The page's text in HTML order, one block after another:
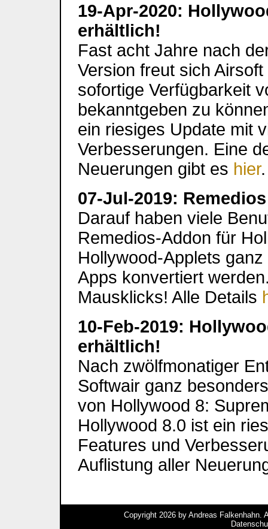
19-Apr-2020:
erhältlich!
Fast acht Jahre nach
Version freut sich
sofortige Verfügbarkeit
bekanntgeben zu
ein riesiges Update mit
Verbesserungen. Eine
Neuerungen gibt es hier.
07-Jul-2019:
Darauf haben viele
Remedios-Addon für
Hollywood-Applets
Apps konvertiert
Mausklicks! Alle Details
10-Feb-2019:
erhältlich!
Nach zwölfmonatiger
Softwair ganz
von Hollywood 8:
Hollywood 8.0 ist ein
Features und
Auflistung aller
Copyright 2026 by Andreas Falkenhahn.